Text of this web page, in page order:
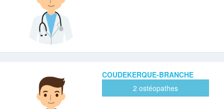
COUDEKERQUE-BRANCHE
2 ostéopathes